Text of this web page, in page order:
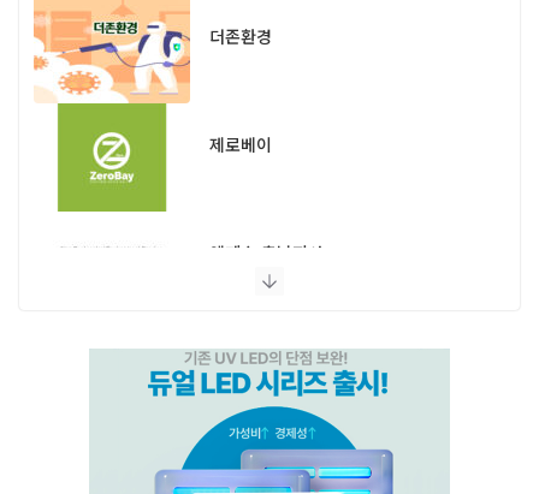
더존환경
제로베이
엔페스 충남지사
(주)비타솔루션
세화방역